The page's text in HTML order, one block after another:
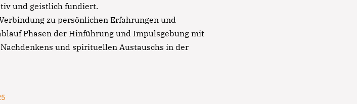
und geistlich fundiert.
zu persönlichen Erfahrungen und
Phasen der Hinführung und Impulsgebung mit
und spirituellen Austauschs in der